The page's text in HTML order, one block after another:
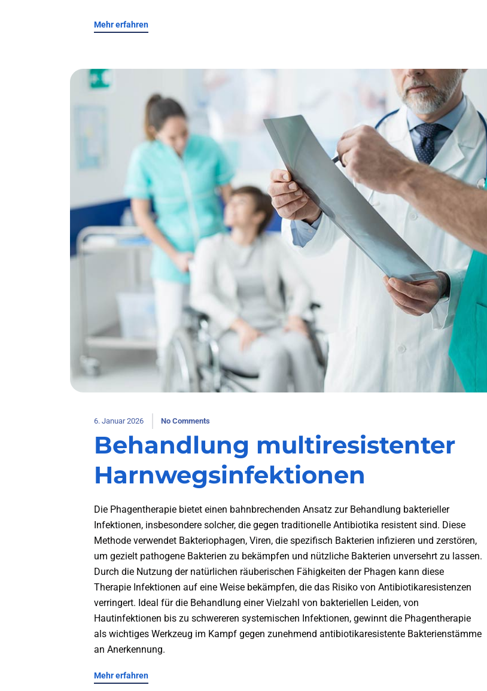
Mehr erfahren
6. Januar 2026 No Comments
Behandlung multiresistenter
Harnwegsinfektionen
Die Phagentherapie bietet einen bahnbrechenden Ansatz zur Behandlung bakterieller
Infektionen, insbesondere solcher, die gegen traditionelle Antibiotika resistent sind. Diese
Methode verwendet Bakteriophagen, Viren, die spezifisch Bakterien infizieren und zerstören,
um gezielt pathogene Bakterien zu bekämpfen und nützliche Bakterien unversehrt zu lassen.
Durch die Nutzung der natürlichen räuberischen Fähigkeiten der Phagen kann diese
Therapie Infektionen auf eine Weise bekämpfen, die das Risiko von Antibiotikaresistenzen
verringert. Ideal für die Behandlung einer Vielzahl von bakteriellen Leiden, von
Hautinfektionen bis zu schwereren systemischen Infektionen, gewinnt die Phagentherapie
als wichtiges Werkzeug im Kampf gegen zunehmend antibiotikaresistente Bakterienstämme
an Anerkennung.
Mehr erfahren